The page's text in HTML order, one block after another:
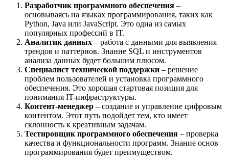
Разработчик программного обеспечения –
основываясь на языках программирования, таких как
Python, Java или JavaScript. Это одна из самых
популярных профессий в IT.
Аналитик данных – работа с данными для выявления
трендов и паттернов. Знание SQL и инструментов
анализа данных будет большим плюсом.
Специалист технической поддержки – решение
проблем пользователей и установка программного
обеспечения. Это хорошая стартовая позиция для
понимания IT-инфраструктуры.
Контент-менеджер – создание и управление цифровым
контентом. Этот путь подойдет тем, кто имеет
склонность к креативным задачам.
Тестировщик программного обеспечения – проверка
качества и функциональности программ. Знание основ
программирования будет преимуществом.